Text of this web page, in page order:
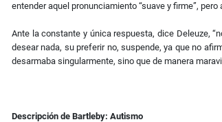
entender aquel pronunciamiento “suave y firme”,
Ante la constante y única respuesta, dice Deleuze,
desear nada, su preferir no, suspende, ya que no
desarmaba singularmente, sino que de manera
Descripción de Bartleby: Autismo